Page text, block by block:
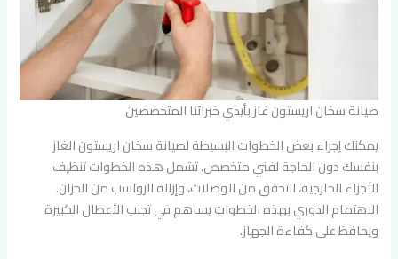
صيانة سخان اريستون غاز بأيدي خبرائنا المتخصصين
يمكنك إجراء بعض الخطوات البسيطة لصيانة سخان اريستون الغاز
بنفسك دون الحاجة لفني متخصص. تشمل هذه الخطوات تنظيف
الأجزاء الخارجية، التحقق من الوصلات، وإزالة الرواسب من الخزان.
الاهتمام الدوري بهذه الخطوات يساهم في تجنب الأعطال الكبيرة
ويحافظ على كفاءة الجهاز.